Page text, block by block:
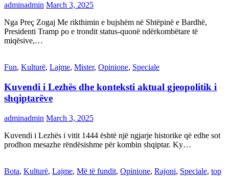
adminadmin March 3, 2025
Nga Preç Zogaj Me rikthimin e bujshëm në Shtëpinë e Bardhë,
Presidenti Tramp po e trondit status-quonë ndërkombëtare të
miqësive,…
Fun, Kulturë, Lajme, Mister, Opinione, Speciale
Kuvendi i Lezhës dhe konteksti aktual gjeopolitik i
shqiptarëve
adminadmin March 3, 2025
Kuvendi i Lezhës i vitit 1444 është një ngjarje historike që edhe sot
prodhon mesazhe rëndësishme për kombin shqiptar. Ky…
Bota, Kulturë, Lajme, Më të fundit, Opinione, Rajoni, Speciale, top